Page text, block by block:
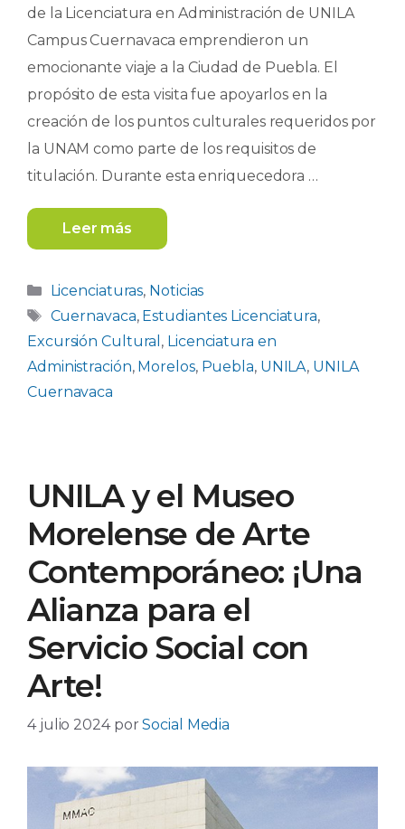
de la Licenciatura en Administración de UNILA
Campus Cuernavaca emprendieron un
emocionante viaje a la Ciudad de Puebla. El
propósito de esta visita fue apoyarlos en la
creación de los puntos culturales requeridos por
la UNAM como parte de los requisitos de
titulación. Durante esta enriquecedora …
Leer más
Categorías
Licenciaturas, Noticias
Etiquetas
Cuernavaca, Estudiantes Licenciatura,
Excursión Cultural , Licenciatura en
Administración, Morelos, Puebla, UNILA, UNILA
Cuernavaca
UNILA y el Museo
Morelense de Arte
Contemporáneo: ¡Una
Alianza para el
Servicio Social con
Arte!
4 julio 2024 porSocial Media